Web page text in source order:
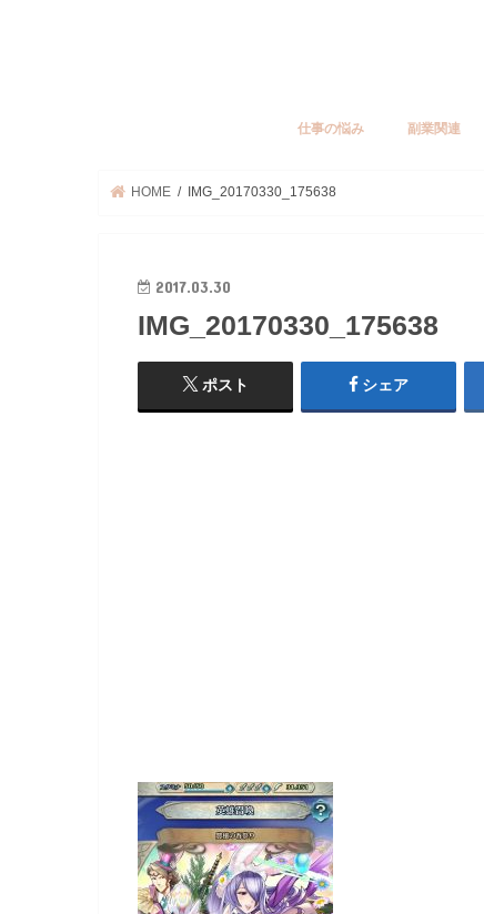
仕事の悩み 副業関連
HOME IMG_20170330_175638
2017.03.30
IMG_20170330_175638
ポスト シェア